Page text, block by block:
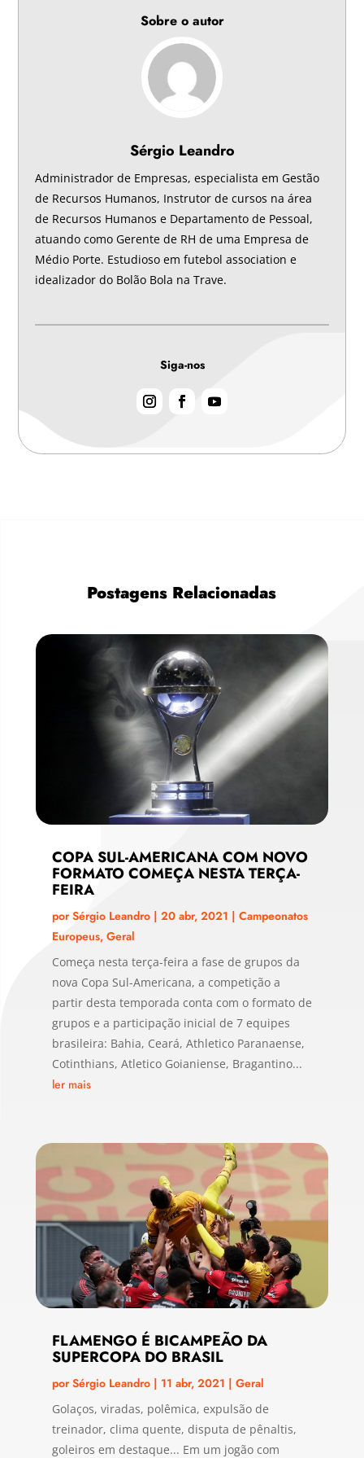
Sobre o autor
Sérgio Leandro
Administrador de Empresas, especialista em Gestão
de Recursos Humanos, Instrutor de cursos na área
de Recursos Humanos e Departamento de Pessoal,
atuando como Gerente de RH de uma Empresa de
Médio Porte. Estudioso em futebol association e
idealizador do Bolão Bola na Trave.
Siga-nos
Postagens Relacionadas
COPA SUL-AMERICANA COM NOVO
FORMATO COMEÇA NESTA TERÇA-
FEIRA
porSérgio Leandro| 20 abr, 2021 | Campeonatos
Europeus, Geral
Começa nesta terça-feira a fase de grupos da
nova Copa Sul-Americana, a competição a
partir desta temporada conta com o formato de
grupos e a participação inicial de 7 equipes
brasileira: Bahia, Ceará, Athletico Paranaense,
Cotinthians, Atletico Goianiense, Bragantino...
ler mais
FLAMENGO É BICAMPEÃO DA
SUPERCOPA DO BRASIL
porSérgio Leandro| 11 abr, 2021 | Geral
Golaços, viradas, polêmica, expulsão de
treinador, clima quente, disputa de pênaltis,
goleiros em destaque... Em um jogão com